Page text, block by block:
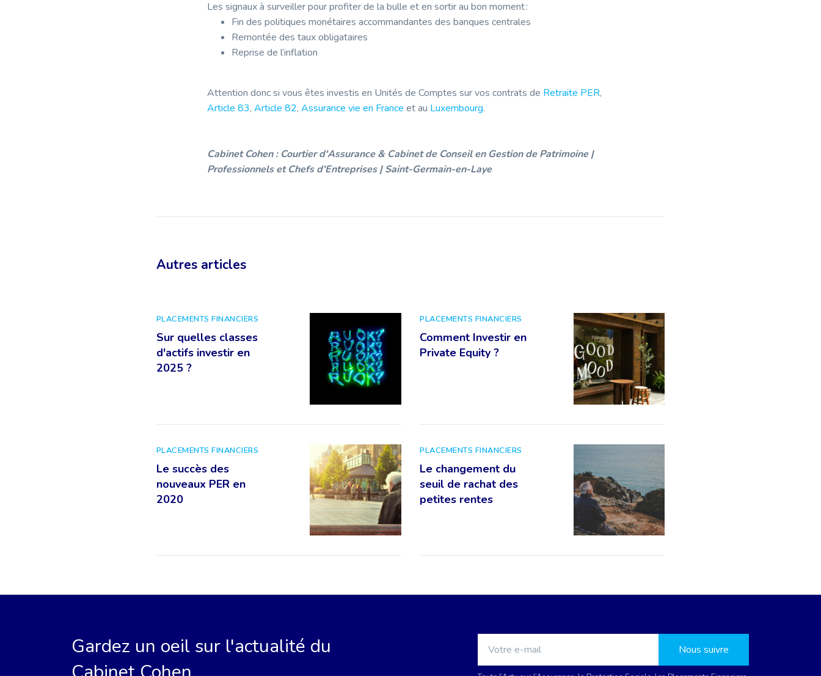
Les signaux à surveiller pour profiter de la bulle et en sortir au bon moment :
Fin des politiques monétaires accommandantes des banques centrales
Remontée des taux obligataires
Reprise de l’inflation
Attention donc si vous êtes investis en Unités de Comptes sur vos contrats de Retraite PER,
Article 83, Article 82, Assurance vie en France et au Luxembourg.
Cabinet Cohen : Courtier d'Assurance & Cabinet de Conseil en Gestion de Patrimoine |
Professionnels et Chefs d'Entreprises | Saint-Germain-en-Laye
Autres articles
PLACEMENTS FINANCIERS
Sur quelles classes
d'actifs investir en
2025 ?
PLACEMENTS FINANCIERS
Comment Investir en
Private Equity ?
PLACEMENTS FINANCIERS
Le succès des
nouveaux PER en
2020
PLACEMENTS FINANCIERS
Le changement du
seuil de rachat des
petites rentes
Gardez un oeil sur l'actualité du
Nous suivre